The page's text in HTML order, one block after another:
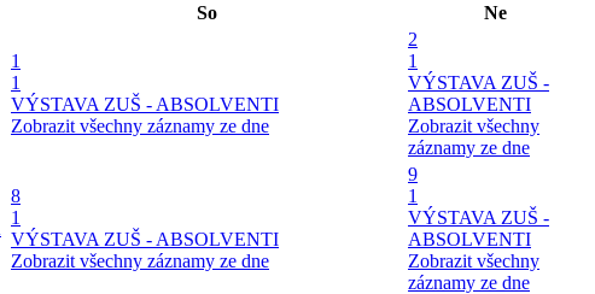
So
Ne
1
1
VÝSTAVA ZUŠ - ABSOLVENTI
Zobrazit všechny záznamy ze dne
2
1
VÝSTAVA ZUŠ -
ABSOLVENTI
Zobrazit všechny
záznamy ze dne
8
1
VÝSTAVA ZUŠ - ABSOLVENTI
Zobrazit všechny záznamy ze dne
9
1
VÝSTAVA ZUŠ -
ABSOLVENTI
Zobrazit všechny
záznamy ze dne